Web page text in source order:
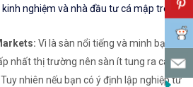
nghiệm và nhà đầu tư cá mập trên
Vì là sàn nổi tiếng và minh bạch
nhất thị trường nên sàn ít tung ra các
nhiên nếu bạn có ý định lập nghiệp từ